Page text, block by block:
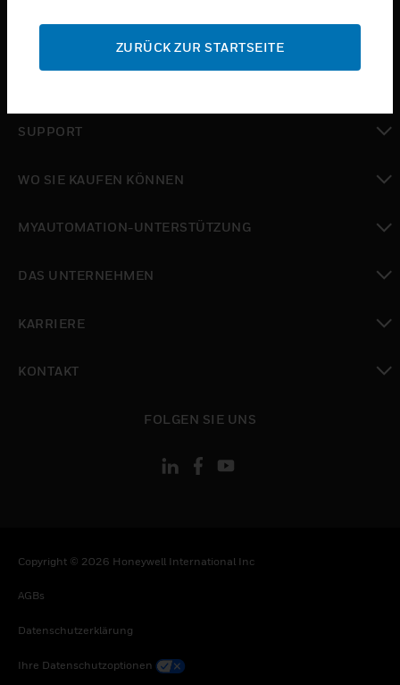
toggle view
toggle view
toggle view
SUPPORT
WO SIE KAUFEN KÖNNEN
MYAUTOMATION-UNTERSTÜTZUNG
DAS UNTERNEHMEN
KARRIERE
KONTAKT
FOLGEN SIE UNS
Copyright © 2026 Honeywell International Inc
AGBs
Datenschutzerklärung
Ihre Datenschutzoptionen
ZURÜCK ZUR STARTSEITE